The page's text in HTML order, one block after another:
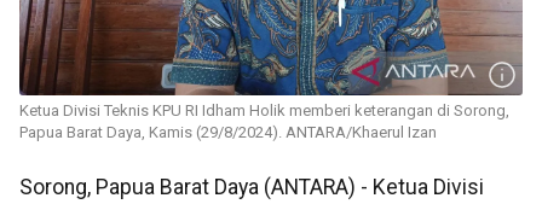
Ketua Divisi Teknis KPU RI Idham Holik memberi keterangan di Sorong,
Papua Barat Daya, Kamis (29/8/2024). ANTARA/Khaerul Izan
Sorong, Papua Barat Daya (ANTARA) - Ketua Divisi